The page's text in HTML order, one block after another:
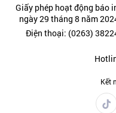
Giấy phép hoạt động báo
ngày 29 tháng 8 năm
Điện thoại: (0263)
Kết